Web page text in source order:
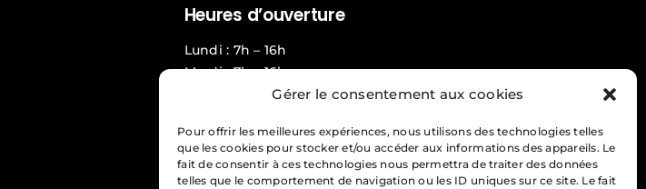
Gérer le consentement aux cookies
Pour offrir les meilleures expériences, nous utilisons des technologies telles
que les cookies pour stocker et/ou accéder aux informations des appareils. Le
fait de consentir à ces technologies nous permettra de traiter des données
telles que le comportement de navigation ou les ID uniques sur ce site. Le fait
Heures d’ouverture
Lundi : 7h – 16h
Mardi : 7h – 16h
Mercredi : 7h – 16h
Vendredi : 7h – 16h
Service 24h/7 jours